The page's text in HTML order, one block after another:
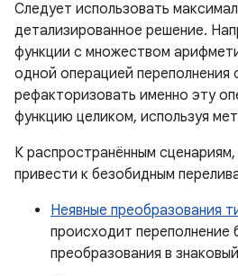
Следует использовать
детализированное решение.
функции с множеством
одной операцией переполнения
рефакторизовать именно эту
функцию целиком, используя
К распространённым
привести к безобидным
Неявные преобразования
происходит переполнение
преобразования в